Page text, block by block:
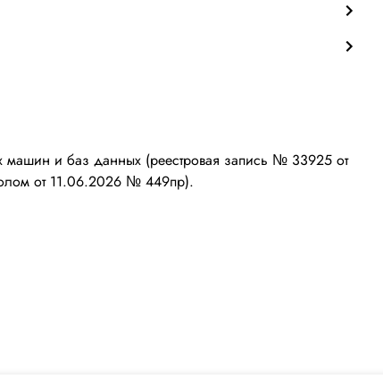
и баз данных (реестровая запись № 33925 от
от 11.06.2026 № 449пр).